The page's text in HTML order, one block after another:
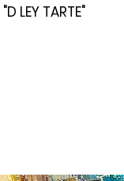
"D LEY TARTE"